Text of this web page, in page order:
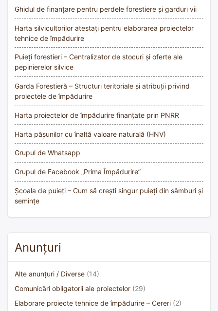
Ghidul de finanțare pentru perdele forestiere și garduri vii
Harta silvicultorilor atestați pentru elaborarea proiectelor
tehnice de împădurire
Puieți forestieri – Centralizator de stocuri și oferte ale
pepinierelor silvice
Garda Forestieră – Structuri teritoriale și atribuții privind
proiectele de împădurire
Harta proiectelor de împădurire finanțate prin PNRR
Harta pășunilor cu înaltă valoare naturală (HNV)
Grupul de Whatsapp
Grupul de Facebook „Prima Împădurire”
Școala de puieți – Cum să crești singur puieți din sâmburi și
semințe
Anunțuri
Alte anunțuri / Diverse (14)
Comunicări obligatorii ale proiectelor (29)
Elaborare proiecte tehnice de împădurire – Cereri (2)